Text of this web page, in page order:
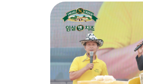
임실치즈테
10월 8일(수)
퍼레이드 구성: